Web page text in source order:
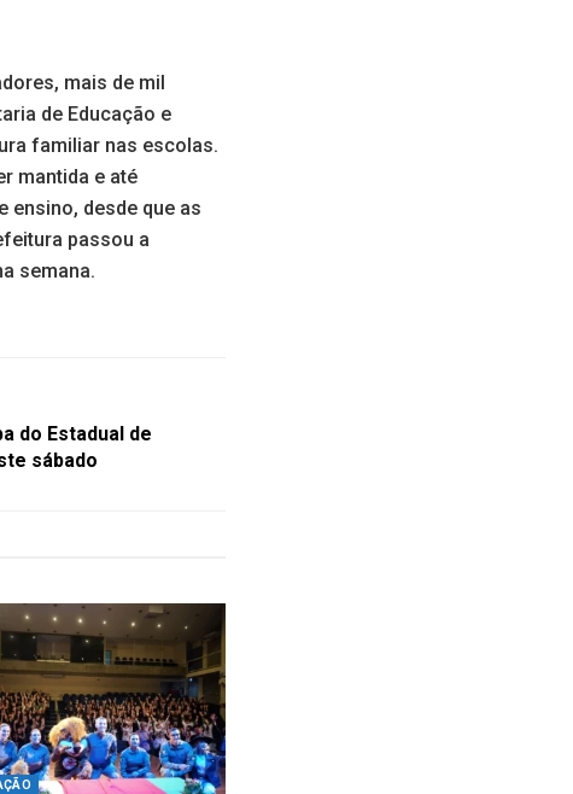
mais de mil
de Educação e
familiar nas escolas.
mantida e até
ensino, desde que as
passou a
semana.
do Estadual de
sábado